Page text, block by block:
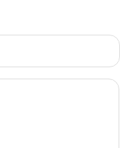
サイド

前へ